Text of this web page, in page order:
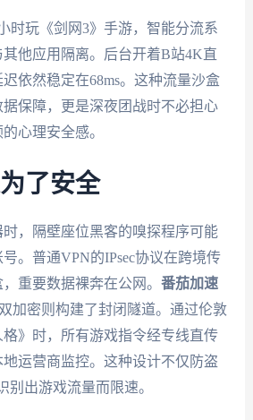
时玩《剑网3》手游，智能分流系
他应用隔离。后台开着B站4K直
依然稳定在68ms。这种流量沙盒
保障，更是深夜团战时不必担心
心理安全感。
了安全
，隔壁座位黑客的嗅探程序可能
。普通VPN的IPsec协议在跨境传
重要数据裸奔在公网。 番茄加速
加密则构建了封闭隧道。通过伦敦
》时，所有游戏指令经专线直传
运营商监控。这种设计不仅防盗
别出游戏流量而限速。